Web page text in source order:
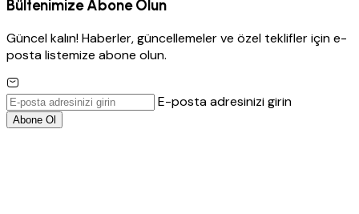
Bültenimize Abone Olun
Güncel kalın! Haberler, güncellemeler ve özel teklifler için e-
posta listemize abone olun.
E-posta adresinizi girin
Abone Ol